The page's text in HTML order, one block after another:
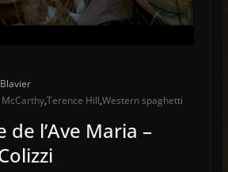
McCarthy,Terence Hill,Western spaghetti
de l’Ave Maria –